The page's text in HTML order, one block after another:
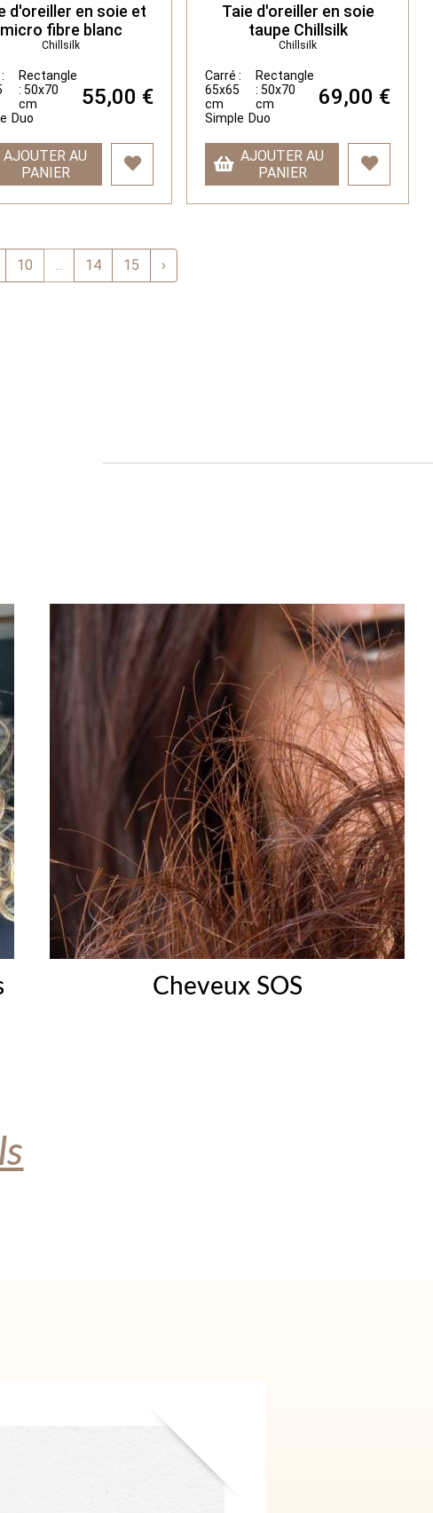
d'oreiller en soie et
micro fibre blanc
Chillsilk
Rectangle
: 50x70
cm
Duo
55,00 €
AJOUTER AU
PANIER
Taie d'oreiller en soie
taupe Chillsilk
Chillsilk
Carré :
65x65
cm
Rectangle
: 50x70
cm
Simple Duo
69,00 €
AJOUTER AU
PANIER
10 ... 14 15 ›
Cheveux SOS